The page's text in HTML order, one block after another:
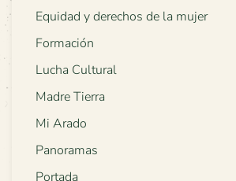
Equidad y derechos de la mujer
Formación
Lucha Cultural
Madre Tierra
Mi Arado
Panoramas
Portada